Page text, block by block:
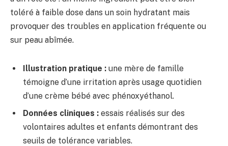
toléré à faible dose dans un soin hydratant mais
provoquer des troubles en application fréquente ou
sur peau abîmée.
Illustration pratique : une mère de famille
témoigne d’une irritation après usage quotidien
d’une crème bébé avec phénoxyéthanol.
Données cliniques : essais réalisés sur des
volontaires adultes et enfants démontrant des
seuils de tolérance variables.